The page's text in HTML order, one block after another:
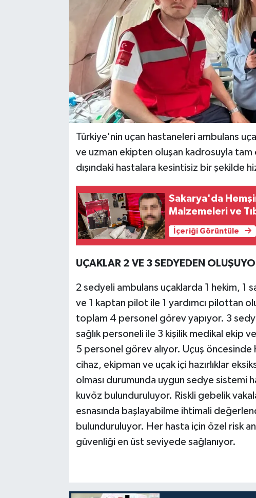
Türkiye'nin uçan hastaneleri ambulans
ve uzman ekipten oluşan kadrosuyla tam
dışındaki hastalara kesintisiz bir şekilde
Sakarya'da
Malzemeleri ve
İçeriği Görüntüle
UÇAKLAR 2 VE 3 SEDYEDEN
2 sedyeli ambulans uçaklarda 1 hekim, 1
ve 1 kaptan pilot ile 1 yardımcı pilottan
toplam 4 personel görev yapıyor. 3
sağlık personeli ile 3 kişilik medikal ekip
5 personel görev alıyor. Uçuş öncesinde
cihaz, ekipman ve uçak içi hazırlıklar
olması durumunda uygun sedye sistemi
kuvöz bulunduruluyor. Riskli gebelik
esnasında başlayabilme ihtimali
bulunduruluyor. Her hasta için özel risk
güvenliği en üst seviyede sağlanıyor.